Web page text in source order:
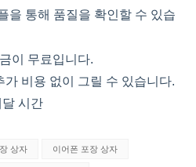
을 통해 품질을 확인할 수 있습
이 무료입니다.
비용 없이 그릴 수 있습니다.
시간
상자 이어폰 포장 상자